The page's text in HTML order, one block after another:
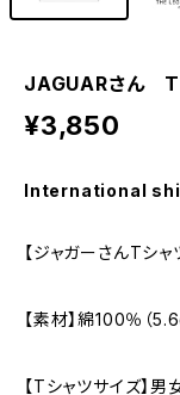
JAGUARさん T
¥3,850
International
【ジャガーさんTシャ
【素材】綿100％（
【Tシャツサイズ】男